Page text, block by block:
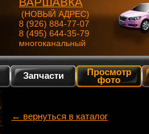
(НОВЫЙ АДРЕС)
8 (926) 884-77-07
8 (495) 644-35-79
многоканальный
Запчасти Просмотр
фото
← вернуться в каталог